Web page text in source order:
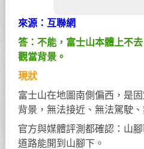
來源：互聯網
答：不能，富士山本體上不
觀當背景。
現狀
富士山在地圖南側偏西，是
背景，無法接近、無法駕駛、
官方與媒體評測都確認：山
道路能開到山腳下。